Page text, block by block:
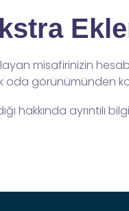
misafirinizin
oda görünümünden
hakkında